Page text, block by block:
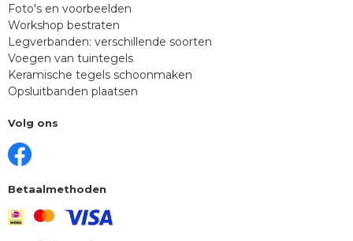
Foto's en voorbeelden
Workshop bestraten
Legverbanden: verschillende soorten
Voegen van tuintegels
Keramische tegels schoonmaken
Opsluitbanden plaatsen
Volg ons
Betaalmethoden